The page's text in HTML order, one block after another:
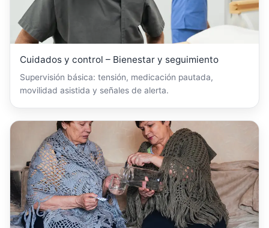
Cuidados y control – Bienestar y seguimiento
Supervisión básica: tensión, medicación pautada,
movilidad asistida y señales de alerta.